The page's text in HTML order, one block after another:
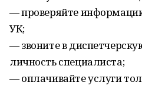
— проверяйте
УК;
— звоните в
личность специалиста;
— оплачивайте услуги